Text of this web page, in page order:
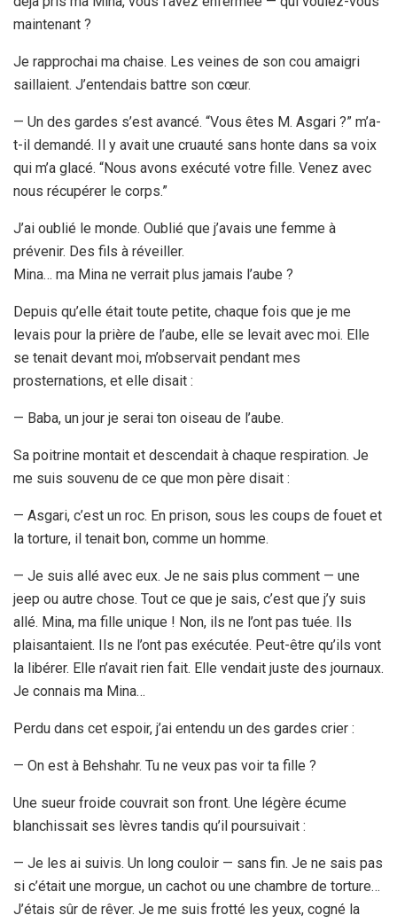
maintenant ?
Je rapprochai ma chaise. Les veines de son cou amaigri
saillaient. J’entendais battre son cœur.
— Un des gardes s’est avancé. “Vous êtes M. Asgari ?” m’a-
t-il demandé. Il y avait une cruauté sans honte dans sa voix
qui m’a glacé. “Nous avons exécuté votre fille. Venez avec
nous récupérer le corps.”
J’ai oublié le monde. Oublié que j’avais une femme à
prévenir. Des fils à réveiller.
Mina… ma Mina ne verrait plus jamais l’aube ?
Depuis qu’elle était toute petite, chaque fois que je me
levais pour la prière de l’aube, elle se levait avec moi. Elle
se tenait devant moi, m’observait pendant mes
prosternations, et elle disait :
— Baba, un jour je serai ton oiseau de l’aube.
Sa poitrine montait et descendait à chaque respiration. Je
me suis souvenu de ce que mon père disait :
— Asgari, c’est un roc. En prison, sous les coups de fouet et
la torture, il tenait bon, comme un homme.
— Je suis allé avec eux. Je ne sais plus comment — une
jeep ou autre chose. Tout ce que je sais, c’est que j’y suis
allé. Mina, ma fille unique ! Non, ils ne l’ont pas tuée. Ils
plaisantaient. Ils ne l’ont pas exécutée. Peut-être qu’ils vont
la libérer. Elle n’avait rien fait. Elle vendait juste des journaux.
Je connais ma Mina…
Perdu dans cet espoir, j’ai entendu un des gardes crier :
— On est à Behshahr. Tu ne veux pas voir ta fille ?
Une sueur froide couvrait son front. Une légère écume
blanchissait ses lèvres tandis qu’il poursuivait :
— Je les ai suivis. Un long couloir — sans fin. Je ne sais pas
si c’était une morgue, un cachot ou une chambre de torture…
J’étais sûr de rêver. Je me suis frotté les yeux, cogné la